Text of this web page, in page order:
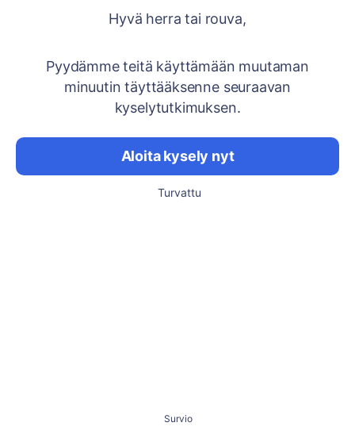
Hyvä herra tai rouva,
Pyydämme teitä käyttämään muutaman
minuutin täyttääksenne seuraavan
kyselytutkimuksen.
Aloita kysely nyt
Turvattu
Survio